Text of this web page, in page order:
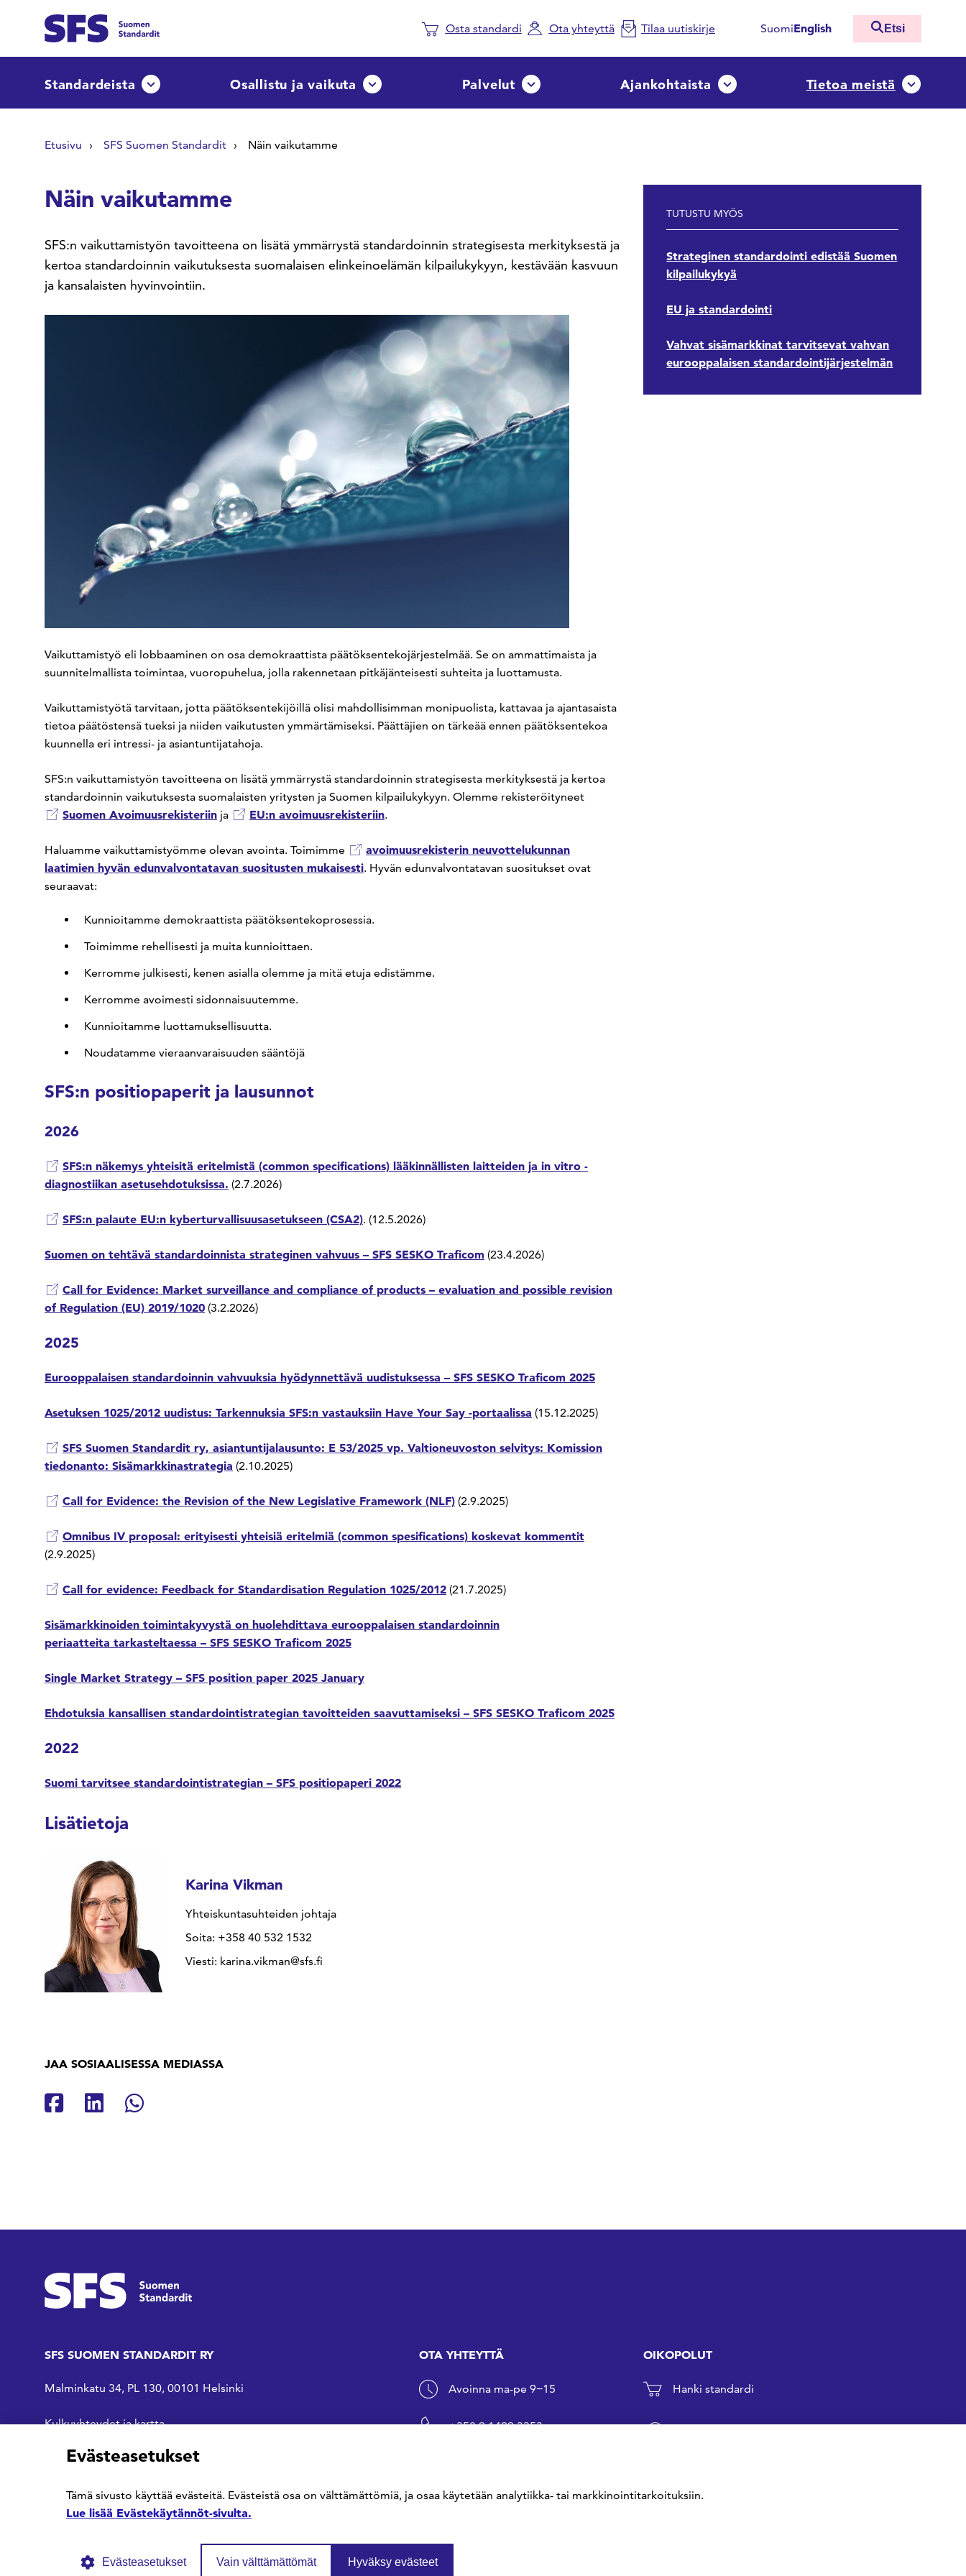
Osta standardi Ota yhteyttä Tilaa uutiskirje SuomiEnglish Etsi
Standardeista Avaa tai sulje pudotusvalikkoOsallistu ja vaikuta Avaa tai sulje pudotusvalikko
Palvelut Avaa tai sulje pudotusvalikkoAjankohtaista Avaa tai sulje pudotusvalikkoTietoa meistä Avaa tai
Etusivu SFS Suomen Standardit Näin vaikutamme
Näin vaikutamme
SFS:n vaikuttamistyön tavoitteena on lisätä ymmärrystä standardoinnin strategisesta merkityksestä ja
kertoa standardoinnin vaikutuksesta suomalaisen elinkeinoelämän kilpailukykyyn, kestävään kasvuun
ja kansalaisten hyvinvointiin.
Vaikuttamistyö eli lobbaaminen on osa demokraattista päätöksentekojärjestelmää. Se on ammattimaista ja
suunnitelmallista toimintaa, vuoropuhelua, jolla rakennetaan pitkäjänteisesti suhteita ja luottamusta.
Vaikuttamistyötä tarvitaan, jotta päätöksentekijöillä olisi mahdollisimman monipuolista, kattavaa ja ajantasaista
tietoa päätöstensä tueksi ja niiden vaikutusten ymmärtämiseksi. Päättäjien on tärkeää ennen päätöksentekoa
kuunnella eri intressi- ja asiantuntijatahoja.
SFS:n vaikuttamistyön tavoitteena on lisätä ymmärrystä standardoinnin strategisesta merkityksestä ja kertoa
standardoinnin vaikutuksesta suomalaisten yritysten ja Suomen kilpailukykyyn. Olemme rekisteröityneet
Suomen Avoimuusrekisteriin ja EU:n avoimuusrekisteriin.
Haluamme vaikuttamistyömme olevan avointa. Toimimme
avoimuusrekisterin neuvottelukunnan
laatimien hyvän edunvalvontatavan suositusten mukaisesti. Hyvän edunvalvontatavan suositukset ovat
seuraavat:
Kunnioitamme demokraattista päätöksentekoprosessia.
Toimimme rehellisesti ja muita kunnioittaen.
Kerromme julkisesti, kenen asialla olemme ja mitä etuja edistämme.
Kerromme avoimesti sidonnaisuutemme.
Kunnioitamme luottamuksellisuutta.
Noudatamme vieraanvaraisuuden sääntöjä
SFS:n positiopaperit ja lausunnot
2026
SFS:n näkemys yhteisitä eritelmistä (common specifications) lääkinnällisten laitteiden ja in vitro -
diagnostiikan asetusehdotuksissa. (2.7.2026)
SFS:n palaute EU:n kyberturvallisuusasetukseen (CSA2). (12.5.2026)
Suomen on tehtävä standardoinnista strateginen vahvuus – SFS SESKO Traficom (23.4.2026)
Call for Evidence: Market surveillance and compliance of products – evaluation and possible revision
of Regulation (EU) 2019/1020 (3.2.2026)
2025
Eurooppalaisen standardoinnin vahvuuksia hyödynnettävä uudistuksessa – SFS SESKO Traficom 2025
Asetuksen 1025/2012 uudistus: Tarkennuksia SFS:n vastauksiin Have Your Say -portaalissa (15.12.2025)
SFS Suomen Standardit ry, asiantuntijalausunto: E 53/2025 vp. Valtioneuvoston selvitys: Komission
tiedonanto: Sisämarkkinastrategia (2.10.2025)
Call for Evidence: the Revision of the New Legislative Framework (NLF) (2.9.2025)
Omnibus IV proposal: erityisesti yhteisiä eritelmiä (common spesifications) koskevat kommentit
(2.9.2025)
Call for evidence: Feedback for Standardisation Regulation 1025/2012 (21.7.2025)
Sisämarkkinoiden toimintakyvystä on huolehdittava eurooppalaisen standardoinnin
periaatteita tarkasteltaessa – SFS SESKO Traficom 2025
Single Market Strategy – SFS position paper 2025 January
Ehdotuksia kansallisen standardointistrategian tavoitteiden saavuttamiseksi – SFS SESKO Traficom 2025
2022
Suomi tarvitsee standardointistrategian – SFS positiopaperi 2022
Lisätietoja
Karina Vikman
Yhteiskuntasuhteiden johtaja
Soita: +358 40 532 1532
Viesti: karina.vikman@sfs.fi
TUTUSTU MYÖS
Strateginen standardointi edistää Suomen
kilpailukykyä
EU ja standardointi
Vahvat sisämarkkinat tarvitsevat vahvan
eurooppalaisen standardointijärjestelmän
JAA SOSIAALISESSA MEDIASSA
Jaa Facebookissa
Jaa Linkedinissä
Jaa Whatsappissa
SFS SUOMEN STANDARDIT RY
Malminkatu 34, PL 130, 00101 Helsinki
Kulkuyhteydet ja kartta
SFS Facebookissa
SFS Linkedinissä
SFS Youtubessa
OTA YHTEYTTÄ
Avoinna ma-pe 9−15
+358 9 1499 3353
OIKOPOLUT
Hanki standardi
© SFS ry Tietosuojaseloste Evästekäytännöt
Evästeasetukset
Tämä sivusto käyttää evästeitä. Evästeistä osa on välttämättömiä, ja osaa käytetään analytiikka- tai markkinointitarkoituksiin.
Lue lisää Evästekäytännöt-sivulta.
Evästeasetukset Vain välttämättömät Hyväksy evästeet